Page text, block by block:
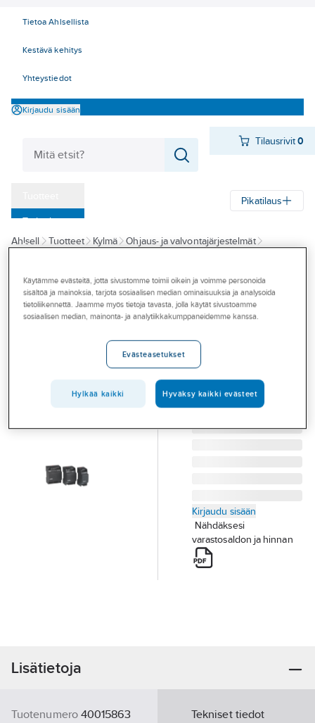
Tietoa Ahlsellista
Kestävä kehitys
Yhteystiedot
Kirjaudu sisään
Tilausrivit 0
‎Tarjoukset
Myymälät
Konseptit
Palvelut
Pikatilaus
Ahlsell Tuotteet Kylmä
Ohjaus- ja valvontajärjestelmät
Outlet
DANFOSS
Muuntaja AK-PS
DANFOSS
MUUNTAJA AK-PS
075A 080Z0053
Tuotenumero 40015863
080Z0053
Kirjaudu sisään
Nähdäksesi
varastosaldon ja hinnan
Lisätietoja
Tuotenumero 40015863
Tekniset tiedot
Käytämme evästeitä, jotta sivustomme toimii oikein ja voimme personoida
sisältöä ja mainoksia, tarjota sosiaalisen median ominaisuuksia ja analysoida
tietoliikennettä. Jaamme myös tietoja tavasta, jolla käytät sivustoamme
sosiaalisen median, mainonta- ja analytiikkakumppaneidemme kanssa.
Evästeasetukset
Hylkää kaikki Hyväksy kaikki evästeet